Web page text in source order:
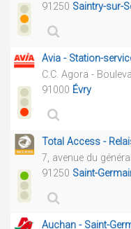
91250 Saintry-sur-
Avia - Station-
C.C. Agora -
91000 Évry
Total Access -
7, avenue du
91250 Saint-
Auchan - Saint-